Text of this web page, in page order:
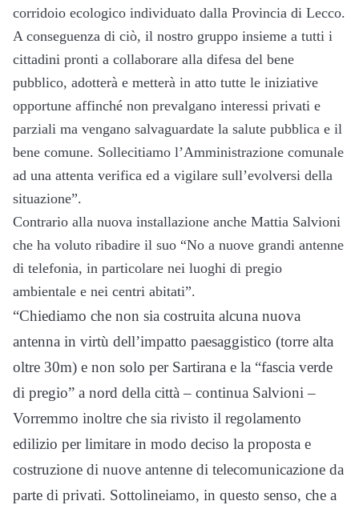
corridoio ecologico individuato dalla Provincia di Lecco.
A conseguenza di ciò, il nostro gruppo insieme a tutti i
cittadini pronti a collaborare alla difesa del bene
pubblico, adotterà e metterà in atto tutte le iniziative
opportune affinché non prevalgano interessi privati e
parziali ma vengano salvaguardate la salute pubblica e il
bene comune. Sollecitiamo l’Amministrazione comunale
ad una attenta verifica ed a vigilare sull’evolversi della
situazione”.
Contrario alla nuova installazione anche Mattia Salvioni
che ha voluto ribadire il suo “No a nuove grandi antenne
di telefonia, in particolare nei luoghi di pregio
ambientale e nei centri abitati”.
“Chiediamo che non sia costruita alcuna nuova
antenna in virtù dell’impatto paesaggistico (torre alta
oltre 30m) e non solo per Sartirana e la “fascia verde
di pregio” a nord della città – continua Salvioni –
Vorremmo inoltre che sia rivisto il regolamento
edilizio per limitare in modo deciso la proposta e
costruzione di nuove antenne di telecomunicazione da
parte di privati. Sottolineiamo, in questo senso, che a